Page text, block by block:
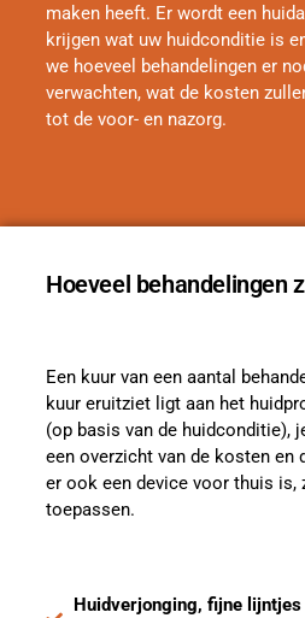
maken heeft. Er wordt een
krijgen wat uw huidconditie is
we hoeveel behandelingen er
verwachten, wat de kosten
tot de voor- en nazorg.
Hoeveel behandelingen
Een kuur van een aantal
kuur eruitziet ligt aan het
(op basis van de huidconditie),
een overzicht van de kosten en
er ook een device voor thuis
toepassen.
Huidverjonging, fijne